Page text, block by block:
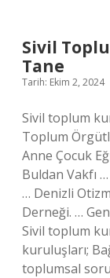
Sivil
Tane
Tarih: Ekim 2, 2024
Sivil toplum
Toplum
Anne Çocuk
Buldan Vakfı
… Denizli
Derneği. …
Sivil toplum
kuruluşları;
toplumsal